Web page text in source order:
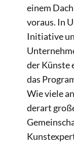
einem
voraus. In
Initiative
der Künste
das
Wie viele
derart